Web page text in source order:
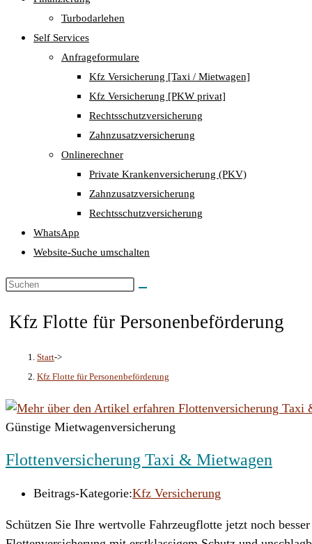
Turbodarlehen
Self Services
Anfrageformulare
Kfz Versicherung [Taxi / Mietwagen]
Kfz Versicherung [PKW privat]
Rechtsschutzversicherung
Zahnzusatzversicherung
Onlinerechner
Private Krankenversicherung (PKV)
Zahnzusatzversicherung
Rechtsschutzversicherung
WhatsApp
Website-Suche umschalten
Kfz Flotte für Personenbeförderung
Start->
Kfz Flotte für Personenbeförderung
Günstige Mietwagenversicherung
Flottenversicherung Taxi & Mietwagen
Beitrags-Kategorie:Kfz Versicherung
Schützen Sie Ihre wertvolle Fahrzeugflotte jetzt noch